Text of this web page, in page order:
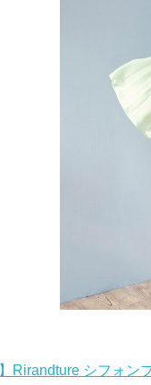
Rirandture シフォン